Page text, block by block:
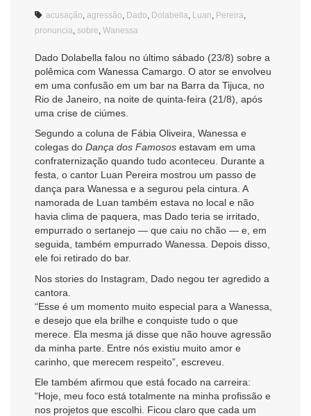
acusação agressão Dado Dolabella Luan Pereira
pronuncia sobre Wanessa
Dado Dolabella falou no último sábado (23/8) sobre a
polêmica com Wanessa Camargo. O ator se envolveu
em uma confusão em um bar na Barra da Tijuca, no
Rio de Janeiro, na noite de quinta-feira (21/8), após
uma crise de ciúmes.
Segundo a coluna de Fábia Oliveira, Wanessa e
colegas do Dança dos Famosos estavam em uma
confraternização quando tudo aconteceu. Durante a
festa, o cantor Luan Pereira mostrou um passo de
dança para Wanessa e a segurou pela cintura. A
namorada de Luan também estava no local e não
havia clima de paquera, mas Dado teria se irritado,
empurrado o sertanejo — que caiu no chão — e, em
seguida, também empurrado Wanessa. Depois disso,
ele foi retirado do bar.
Nos stories do Instagram, Dado negou ter agredido a
cantora.
“Esse é um momento muito especial para a Wanessa,
e desejo que ela brilhe e conquiste tudo o que
merece. Ela mesma já disse que não houve agressão
da minha parte. Entre nós existiu muito amor e
carinho, que merecem respeito”, escreveu.
Ele também afirmou que está focado na carreira:
“Hoje, meu foco está totalmente na minha profissão e
nos projetos que escolhi. Ficou claro que cada um